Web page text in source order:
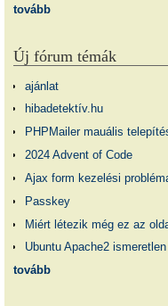
tovább
Új fórum témák
ajánlat
hibadetektív.hu
PHPMailer mauális
2024 Advent of Code
Ajax form kezelési
Passkey
Miért létezik még ez az
Ubuntu Apache2
tovább